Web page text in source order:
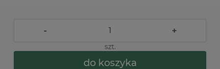
- +
szt.
do koszyka